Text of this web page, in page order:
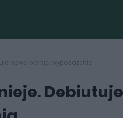
nowa wersja wyposażenia
Debiutuje